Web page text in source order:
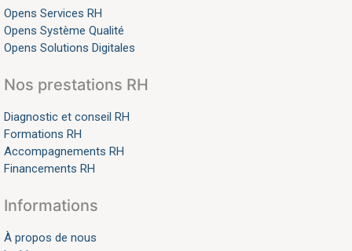
Opens Services RH
Opens Système Qualité
Opens Solutions Digitales
Nos prestations RH
Diagnostic et conseil RH
Formations RH
Accompagnements RH
Financements RH
Informations
À propos de nous